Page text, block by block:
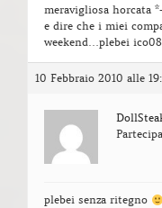
meravigliosa horcata
e dire che i miei
weekend…plebei ico08
10 Febbraio 2010 alle
plebei senza ritegno